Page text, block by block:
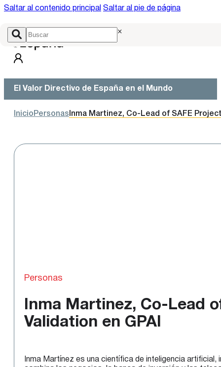
Saltar al contenido principal Saltar al pie de página
×
El Valor Directivo de España en el Mundo
Inicio Personas Inma Martinez, Co-Lead of SAFE
Personas
Inma Martinez, Co-Lead
Validation en GPAI
Inma Martínez es una científica de inteligencia